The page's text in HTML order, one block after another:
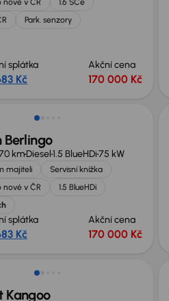
Park. senzory
splátka
Kč
Akční cena
170 000 Kč
o 40 000 Kč
Berlingo
kmDiesel1.5 BlueHDi75 kW
majiteli
Servisní knížka
nové v ČR
1.5 BlueHDi
splátka
Kč
Akční cena
170 000 Kč
nabídce
Kangoo